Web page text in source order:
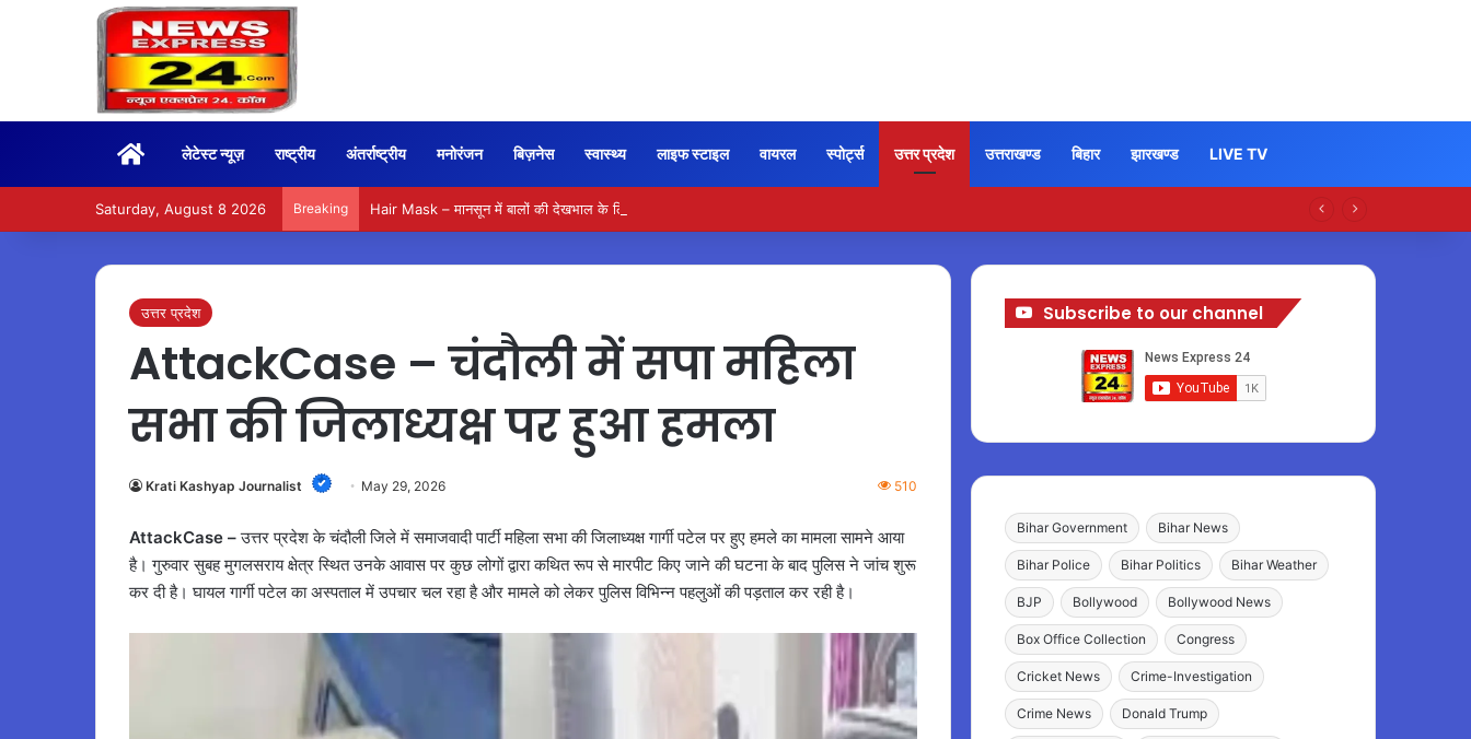
Homeलेटेस्ट न्यूज़ राष्ट्रीय अंतर्राष्ट्रीय मनोरंजन बिज़नेस स्वास्थ्य लाइफ स्टाइल वायरल स्पोर्ट्स उत्तर प्रदेश उत्तराखण्ड बिहार झारखण्ड LIVE TV
Saturday, August 8 2026 Breaking Hair Mask – मानसून में बालों की देखभाल के लिए आजमाएं अंडे का मास्क
उत्तर प्रदेश
AttackCase – चंदौली में सपा महिला
सभा की जिलाध्यक्ष पर हुआ हमला
Krati Kashyap Journalist May 29, 2026 510
AttackCase –उत्तर प्रदेश के चंदौली जिले में समाजवादी पार्टी महिला सभा की जिलाध्यक्ष गार्गी पटेल पर हुए हमले का मामला सामने आया
है। गुरुवार सुबह मुगलसराय क्षेत्र स्थित उनके आवास पर कुछ लोगों द्वारा कथित रूप से मारपीट किए जाने की घटना के बाद पुलिस ने जांच शुरू
कर दी है। घायल गार्गी पटेल का अस्पताल में उपचार चल रहा है और मामले को लेकर पुलिस विभिन्न पहलुओं की पड़ताल कर रही है।
Subscribe to our channel
Bihar Government Bihar News
Bihar Police Bihar Politics Bihar Weather
BJP Bollywood Bollywood News
Box Office Collection Congress
Cricket News Crime-Investigation
Crime News Donald Trump